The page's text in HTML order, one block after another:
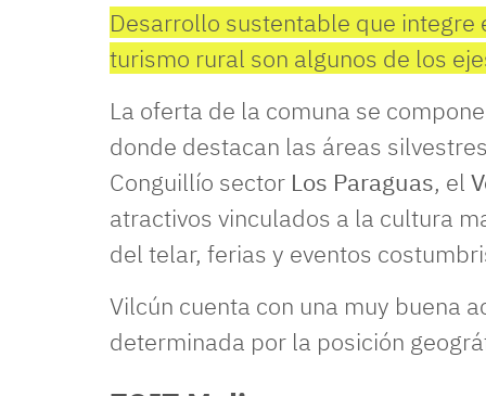
Desarrollo sustentable que
turismo rural son algunos de los
La oferta de la comuna se
donde destacan las áreas
Conguillío sector Los Paraguas, el
atractivos vinculados a la cultura
del telar, ferias y eventos
Vilcún cuenta con una muy buena
determinada por la posición